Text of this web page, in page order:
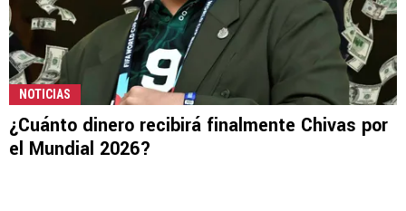
NOTICIAS
¿Cuánto dinero recibirá finalmente Chivas por
el Mundial 2026?